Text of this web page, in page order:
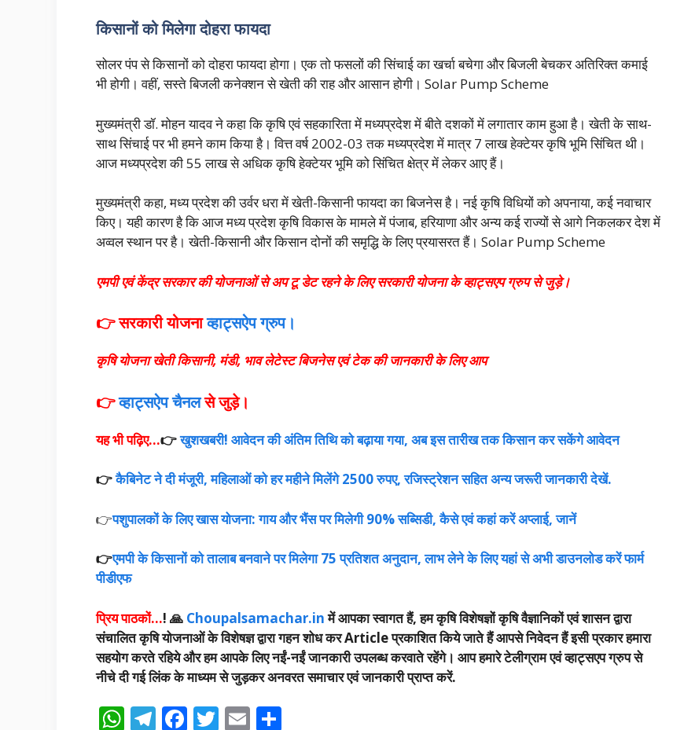
किसानों को मिलेगा दोहरा फायदा
सोलर पंप से किसानों को दोहरा फायदा होगा। एक तो फसलों की सिंचाई का खर्चा बचेगा और बिजली बेचकर अतिरिक्त कमाई
भी होगी। वहीं, सस्ते बिजली कनेक्शन से खेती की राह और आसान होगी। Solar Pump Scheme
मुख्यमंत्री डॉ. मोहन यादव ने कहा कि कृषि एवं सहकारिता में मध्यप्रदेश में बीते दशकों में लगातार काम हुआ है। खेती के साथ-
साथ सिंचाई पर भी हमने काम किया है। वित्त वर्ष 2002-03 तक मध्यप्रदेश में मात्र 7 लाख हेक्टेयर कृषि भूमि सिंचित थी।
आज मध्यप्रदेश की 55 लाख से अधिक कृषि हेक्टेयर भूमि को सिंचित क्षेत्र में लेकर आए हैं।
मुख्यमंत्री कहा, मध्य प्रदेश की उर्वर धरा में खेती-किसानी फायदा का बिजनेस है। नई कृषि विधियों को अपनाया, कई नवाचार
किए। यही कारण है कि आज मध्य प्रदेश कृषि विकास के मामले में पंजाब, हरियाणा और अन्य कई राज्यों से आगे निकलकर देश में
अव्वल स्थान पर है। खेती-किसानी और किसान दोनों की समृद्धि के लिए प्रयासरत हैं। Solar Pump Scheme
एमपी एवं केंद्र सरकार की योजनाओं से अप टू डेट रहने के लिए सरकारी योजना के व्हाट्सएप ग्रुप से जुड़े।
👉 सरकारी योजनाव्हाट्सऐप ग्रुप।
कृषि योजना खेती किसानी, मंडी, भाव लेटेस्ट बिजनेस एवं टेक की जानकारी के लिए आप
👉व्हाट्सऐप चैनलसेजुड़े।
यह भी पढ़िए…👉खुशखबरी! आवेदन की अंतिम तिथि को बढ़ाया गया, अब इस तारीख तक किसान कर सकेंगे आवेदन
👉कैबिनेट ने दी मंजूरी, महिलाओं को हर महीने मिलेंगे 2500 रुपए, रजिस्ट्रेशन सहित अन्य जरूरी जानकारी देखें.
👉पशुपालकों के लिए खास योजना: गाय और भैंस पर मिलेगी 90% सब्सिडी, कैसे एवं कहां करें अप्लाई, जानें
👉एमपी के किसानों को तालाब बनवाने पर मिलेगा 75 प्रतिशत अनुदान, लाभ लेने के लिए यहां से अभी डाउनलोड करें फार्म
पीडीएफ
प्रिय पाठकों…! 🙏 Choupalsamachar.inमें आपका स्वागत हैं, हम कृषि विशेषज्ञों कृषि वैज्ञानिकों एवं शासन द्वारा
संचालित कृषि योजनाओं के विशेषज्ञ द्वारा गहन शोध कर Article प्रकाशित किये जाते हैं आपसे निवेदन हैं इसी प्रकार हमारा
सहयोग करते रहिये और हम आपके लिए नईं-नईं जानकारी उपलब्ध करवाते रहेंगे। आप हमारे टेलीग्राम एवं व्हाट्सएप ग्रुप से
नीचे दी गई लिंक के माध्यम से जुड़कर अनवरत समाचार एवं जानकारी प्राप्त करें.
W T F T E